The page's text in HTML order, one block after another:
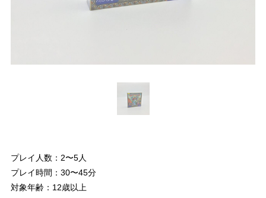
プレイ人数：2〜5人
プレイ時間：30〜45分
対象年齢：12歳以上